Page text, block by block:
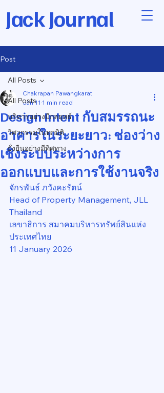
Jack Journal
Post
All Posts
บริหารอย่างมีกลยุทธ์
วิศวกรรมในทุกมิติ
ยั่งยืนอย่างมีทิศทาง
All Posts
Design Intent กับสมรรถนะ
อาคารในระยะยาว: ช่องว่าง
เชิงระบบระหว่างการ
ออกแบบและการใช้งานจริง
Chakrapan Pawangkarat
Jan 11 1 min read
จักรพันธ์ ภวังคะรัตน์
Head of Property Management, JLL
Thailand
เลขาธิการ สมาคมบริหารทรัพย์สินแห่ง
ประเทศไทย
11 January 2026